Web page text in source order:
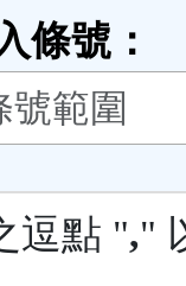
條號：
逗點 ","